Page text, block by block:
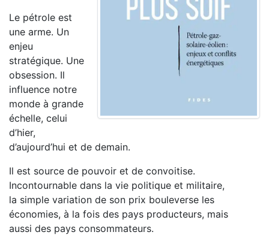
Le pétrole est
une arme. Un
enjeu
stratégique. Une
obsession. Il
influence notre
monde à grande
échelle, celui
d’hier,
d’aujourd’hui et de demain.​
​Il est source de pouvoir et de convoitise.
Incontournable dans la vie politique et militaire,
la simple variation de son prix bouleverse les
économies, à la fois des pays producteurs, mais
aussi des pays consommateurs. ​